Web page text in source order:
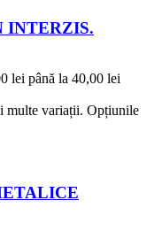
INTERZIS.
lei până la 40,00 lei
multe variații. Opțiunile